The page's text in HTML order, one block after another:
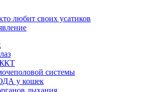
любит своих усатиков
системы
у кошек
дыхания